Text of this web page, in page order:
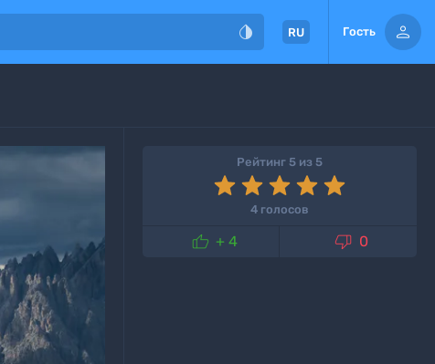
 RU Гость 
Рейтинг 5 из 5
4 голосов
 + 4  0